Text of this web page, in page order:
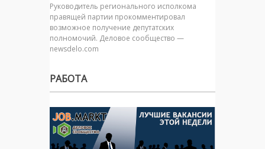
Руководитель регионального исполкома
правящей партии прокомментировал
возможное получение депутатских
полномочий. Деловое сообщество —
newsdelo.com
РАБОТА